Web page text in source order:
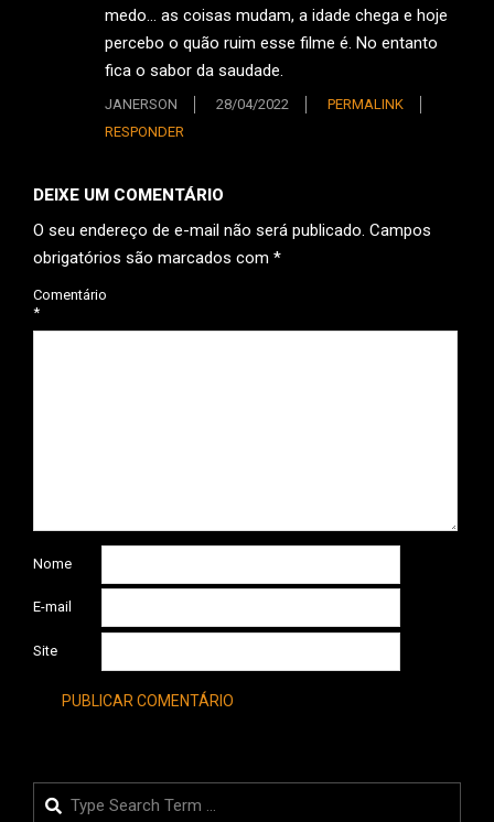
medo… as coisas mudam, a idade chega e hoje
percebo o quão ruim esse filme é. No entanto
fica o sabor da saudade.
JANERSON 28/04/2022
PERMALINK
RESPONDER
DEIXE UM COMENTÁRIO
O seu endereço de e-mail não será publicado. Campos
obrigatórios são marcados com *
Comentário
*
Nome
E-mail
Site
Search